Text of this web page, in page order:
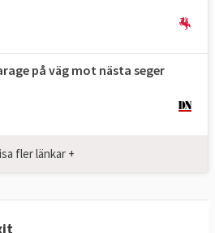
fick välja så ser de
stannar kvar i EU
varje enskilt land att
önskar.
med brexit?
på väg mot nästa seger
fler länkar +